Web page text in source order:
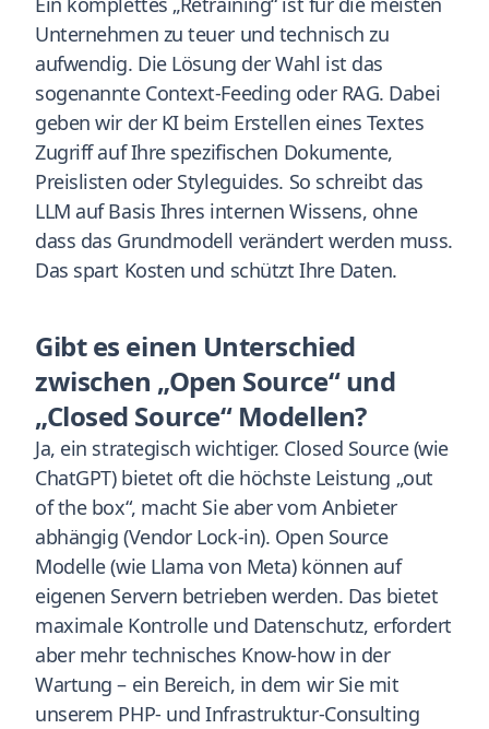
Unternehmen zu teuer und technisch zu
aufwendig. Die Lösung der Wahl ist das
sogenannte Context-Feeding oder RAG. Dabei
geben wir der KI beim Erstellen eines Textes
Zugriff auf Ihre spezifischen Dokumente,
Preislisten oder Styleguides. So schreibt das
LLM auf Basis Ihres internen Wissens, ohne
dass das Grundmodell verändert werden muss.
Das spart Kosten und schützt Ihre Daten.
Gibt es einen Unterschied
zwischen „Open Source“ und
„Closed Source“ Modellen?
Ja, ein strategisch wichtiger. Closed Source (wie
ChatGPT) bietet oft die höchste Leistung „out
of the box“, macht Sie aber vom Anbieter
abhängig (Vendor Lock-in). Open Source
Modelle (wie Llama von Meta) können auf
eigenen Servern betrieben werden. Das bietet
maximale Kontrolle und Datenschutz, erfordert
aber mehr technisches Know-how in der
Wartung – ein Bereich, in dem wir Sie mit
unserem PHP- und Infrastruktur-Consulting